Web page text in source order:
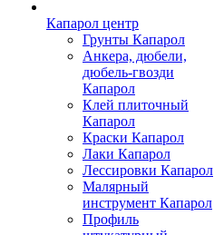
Капарол центр
Грунты Капарол
Анкера, дюбели,
дюбель-гвозди
Капарол
Клей плиточный
Капарол
Краски Капарол
Лаки Капарол
Лессировки Капарол
Малярный
инструмент Капарол
Профиль